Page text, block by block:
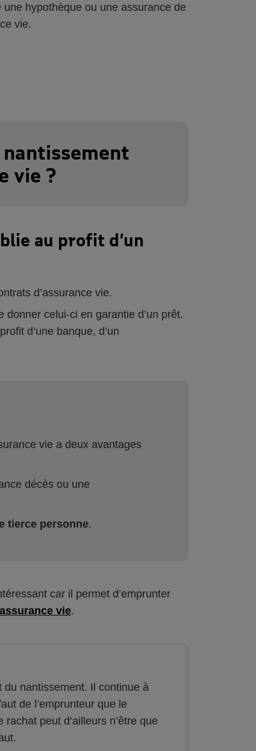
hypothèque ou une assurance de
vie.
vie ?
au profit d’un
d’assurance vie.
donner celui-ci en garantie d’un prêt.
d’une banque, d’un
vie a deux avantages
décès ou une
tierce personne.
car il permet d’emprunter
vie.
du nantissement. Il continue à
de l’emprunteur que le
peut d’ailleurs n’être que